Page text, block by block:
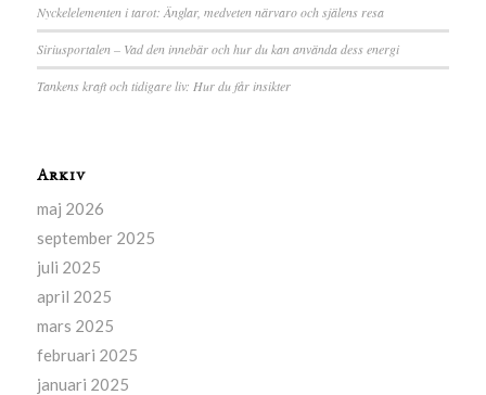
Nyckelelementen i tarot: Änglar, medveten närvaro och själens resa
Siriusportalen – Vad den innebär och hur du kan använda dess energi
Tankens kraft och tidigare liv: Hur du får insikter
Arkiv
maj 2026
september 2025
juli 2025
april 2025
mars 2025
februari 2025
januari 2025